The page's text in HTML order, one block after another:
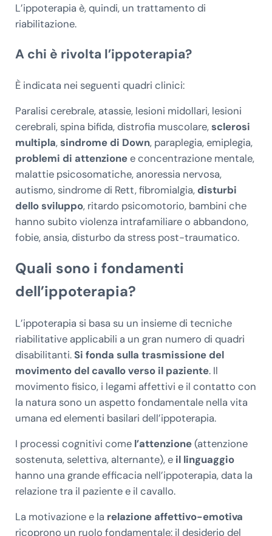
L’ippoterapia è, quindi, un trattamento di
riabilitazione.
A chi è rivolta l’ippoterapia?
È indicata nei seguenti quadri clinici:
Paralisi cerebrale, atassie, lesioni midollari, lesioni
cerebrali, spina bifida, distrofia muscolare,sclerosi
multipla,sindrome di Down, paraplegia, emiplegia,
problemi di attenzionee concentrazione mentale,
malattie psicosomatiche, anoressia nervosa,
autismo, sindrome di Rett, fibromialgia, disturbi
dello sviluppo, ritardo psicomotorio, bambini che
hanno subito violenza intrafamiliare o abbandono,
fobie, ansia, disturbo da stress post-traumatico.
Quali sono i fondamenti
dell’ippoterapia?
L’ippoterapia si basa su un insieme di tecniche
riabilitative applicabili a un gran numero di quadri
disabilitanti.Si fonda sulla trasmissione del
movimento del cavallo verso il paziente. Il
movimento fisico, i legami affettivi e il contatto con
la natura sono un aspetto fondamentale nella vita
umana ed elementi basilari dell’ippoterapia.
I processi cognitivi come l’attenzione(attenzione
sostenuta, selettiva, alternante), e il linguaggio
hanno una grande efficacia nell’ippoterapia, data la
relazione tra il paziente e il cavallo.
La motivazione e la relazione affettivo-emotiva
ricoprono un ruolo fondamentale: il desiderio del